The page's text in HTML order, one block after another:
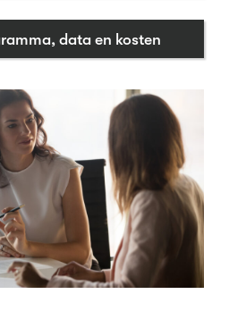
data en kosten